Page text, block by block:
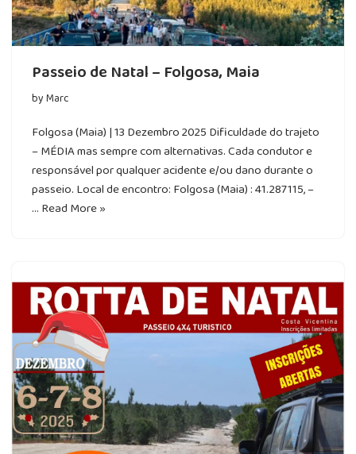
Passeio de Natal – Folgosa, Maia
byMarc
Folgosa (Maia) | 13 Dezembro 2025 Dificuldade do trajeto
– MÉDIA mas sempre com alternativas. Cada condutor e
responsável por qualquer acidente e/ou dano durante o
passeio. Local de encontro: Folgosa (Maia) : 41.287115, –
… Read More »